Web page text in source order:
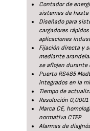
Contador de
sistemas de hasta
Diseñado para
cargadores
aplicaciones
Fijación directa y
mediante
se aflojen durante
Puerto RS485
integrados en la
Tiempo de
Resolución 0,0001
Marca CE,
normativa CTEP
Alarmas de